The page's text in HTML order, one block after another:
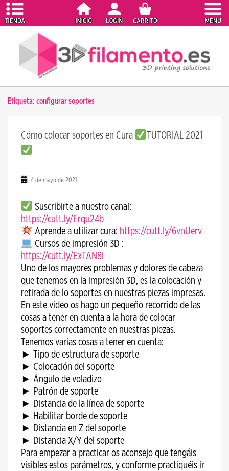
Etiqueta: configurar soportes
Cómo colocar soportes en Cura TUTORIAL 2021
4 de mayo de 2021
Suscribirte a nuestro canal:
https://cutt.ly/Frqu24b
Aprende a utilizar cura: https://cutt.ly/6vnUerv
Cursos de impresión 3D :
https://cutt.ly/ExTAN8i
Uno de los mayores problemas y dolores de cabeza
que tenemos en la impresión 3D, es la colocación y
retirada de lo soportes en nuestras piezas impresas.
En este video os hago un pequeño recorrido de las
cosas a tener en cuenta a la hora de colocar
soportes correctamente en nuestras piezas.
Tenemos varias cosas a tener en cuenta:
► Tipo de estructura de soporte
► Colocación del soporte
► Ángulo de voladizo
► Patrón de soporte
► Distancia de la línea de soporte
► Habilitar borde de soporte
► Distancia en Z del soporte
► Distancia X/Y del soporte
Para empezar a practicar os aconsejo que tengáis
visibles estos parámetros, y conforme practiquéis ir